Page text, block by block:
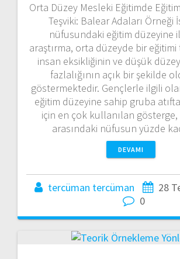
Orta Düzey Mesleki Eğitimde Eğitim
Teşviki: Balear Adaları Örneği
nüfusundaki eğitim düzeyine
araştırma, orta düzeyde bir eğitimi
insan eksikliğinin ve düşük
fazlalığının açık bir şekilde
göstermektedir. Gençlerle ilgili
eğitim düzeyine sahip gruba
için en çok kullanılan gösterge,
arasındaki nüfusun yüzde
DEVAMI
tercüman tercüman
28
0